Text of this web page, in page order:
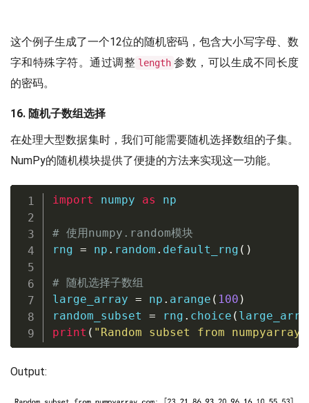
这个例子生成了一个12位的随机密码，包含大小写字母、数
字和特殊字符。通过调整 length 参数，可以生成不同长度
的密码。
16. 随机子数组选择
在处理大型数据集时，我们可能需要随机选择数组的子集。
NumPy的随机模块提供了便捷的方法来实现这一功能。
import numpy as np
# 使用numpy.random模块
rng = np . random . default_rng ( )
# 随机选择子数组
large_array = np . arange ( 100 )
random_subset = rng . choice (
print ( "Random subset from
Output: